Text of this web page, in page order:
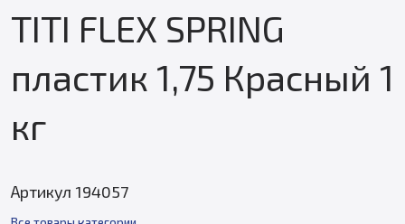
TITI FLEX SPRING
пластик 1,75 Красный 1
кг
Артикул 194057